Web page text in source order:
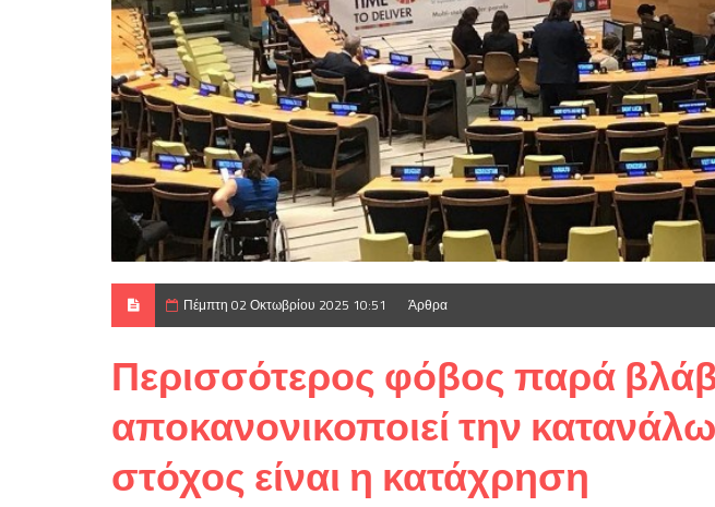
Πέμπτη 02 Οκτωβρίου 2025 10:51 Άρθρα
Περισσότερος φόβος παρά
αποκανονικοποιεί την
στόχος είναι η κατάχρηση